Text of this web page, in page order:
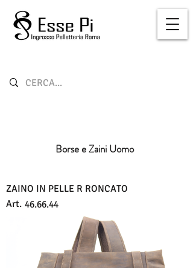
Borse e Zaini Uomo
ZAINO IN PELLE R RONCATO
Art. 46.66.44